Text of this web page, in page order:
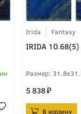
Irida Fantasy
IRIDA 10.68(5)
5 838